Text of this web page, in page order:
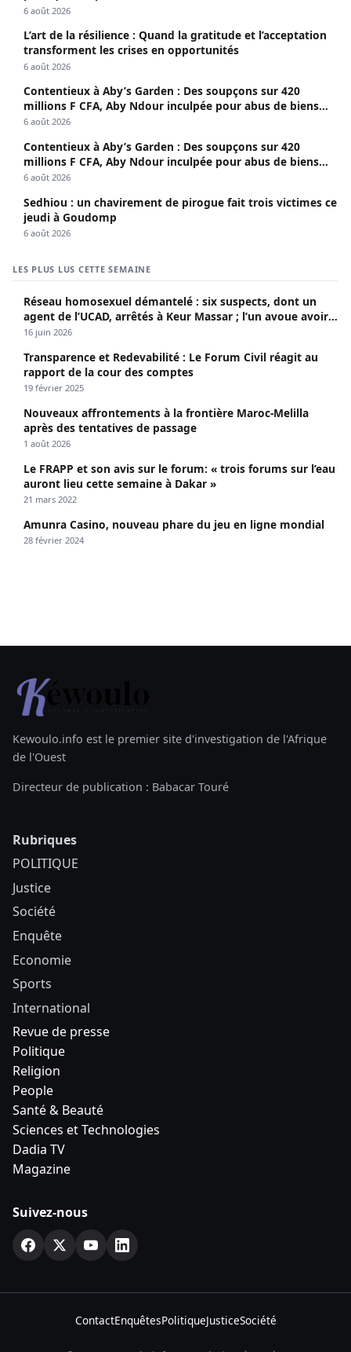
6 août 2026
L’art de la résilience : Quand la gratitude et l’acceptation
transforment les crises en opportunités
6 août 2026
Contentieux à Aby’s Garden : Des soupçons sur 420
millions F CFA, Aby Ndour inculpée pour abus de biens
sociaux
6 août 2026
Contentieux à Aby’s Garden : Des soupçons sur 420
millions F CFA, Aby Ndour inculpée pour abus de biens
sociaux
6 août 2026
Sedhiou : un chavirement de pirogue fait trois victimes ce
jeudi à Goudomp
6 août 2026
LES PLUS LUS CETTE SEMAINE
Réseau homosexuel démantelé : six suspects, dont un
agent de l’UCAD, arrêtés à Keur Massar ; l’un avoue avoir
propagé le VIH depuis 2018
16 juin 2026
Transparence et Redevabilité : Le Forum Civil réagit au
rapport de la cour des comptes
19 février 2025
Nouveaux affrontements à la frontière Maroc-Melilla
après des tentatives de passage
1 août 2026
Le FRAPP et son avis sur le forum: « trois forums sur l’eau
auront lieu cette semaine à Dakar »
21 mars 2022
Amunra Casino, nouveau phare du jeu en ligne mondial
28 février 2024
Kewoulo.info est le premier site d'investigation de l'Afrique
de l'Ouest
Directeur de publication : Babacar Touré
Rubriques
POLITIQUE
Justice
Société
Enquête
Economie
Sports
International
Revue de presse
Politique
Religion
People
Santé & Beauté
Sciences et Technologies
Dadia TV
Magazine
Suivez-nous
ContactEnquêtesPolitiqueJusticeSociété